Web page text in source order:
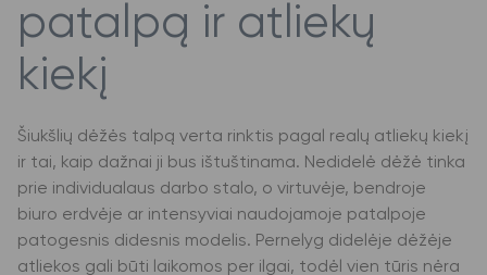
patalpą ir atliekų
kiekį
Šiukšlių dėžės talpą verta rinktis pagal realų atliekų kiekį
ir tai, kaip dažnai ji bus ištuštinama. Nedidelė dėžė tinka
prie individualaus darbo stalo, o virtuvėje, bendroje
biuro erdvėje ar intensyviai naudojamoje patalpoje
patogesnis didesnis modelis. Pernelyg didelėje dėžėje
atliekos gali būti laikomos per ilgai, todėl vien tūris nėra